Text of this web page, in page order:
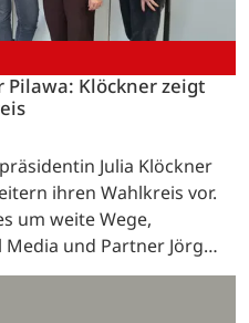
Pilawa: Klöckner zeigt
Julia Klöckner
ihren Wahlkreis vor.
um weite Wege,
und Partner Jörg